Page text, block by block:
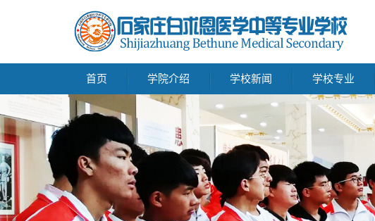
首页 学院介绍 学校新闻 学校专业